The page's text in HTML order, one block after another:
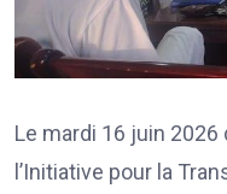
Le mardi 16 juin 2026
l’Initiative pour la